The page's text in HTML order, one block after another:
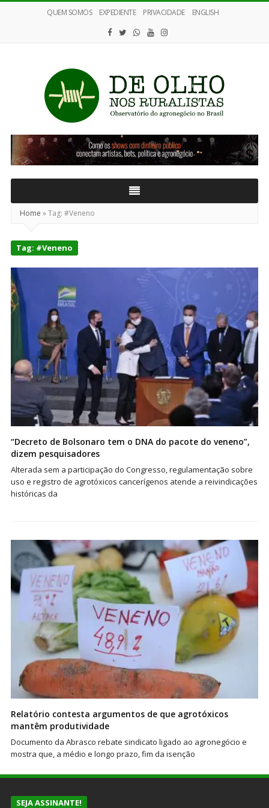
QUEM SOMOS EXPEDIENTE PRIVACIDADE ENGLISH
De
Olho
nos
Home »Tag: #Veneno
Tag: #Veneno
“Decreto de Bolsonaro tem o DNA do pacote do veneno”,
dizem pesquisadores
Alterada sem a participação do Congresso, regulamentação sobre
uso e registro de agrotóxicos cancerígenos atende a reivindicações
históricas da
Relatório contesta argumentos de que agrotóxicos
mantêm produtividade
Documento da Abrasco rebate sindicato ligado ao agronegócio e
mostra que, a médio e longo prazo, fim da isenção
SEJA ASSINANTE!